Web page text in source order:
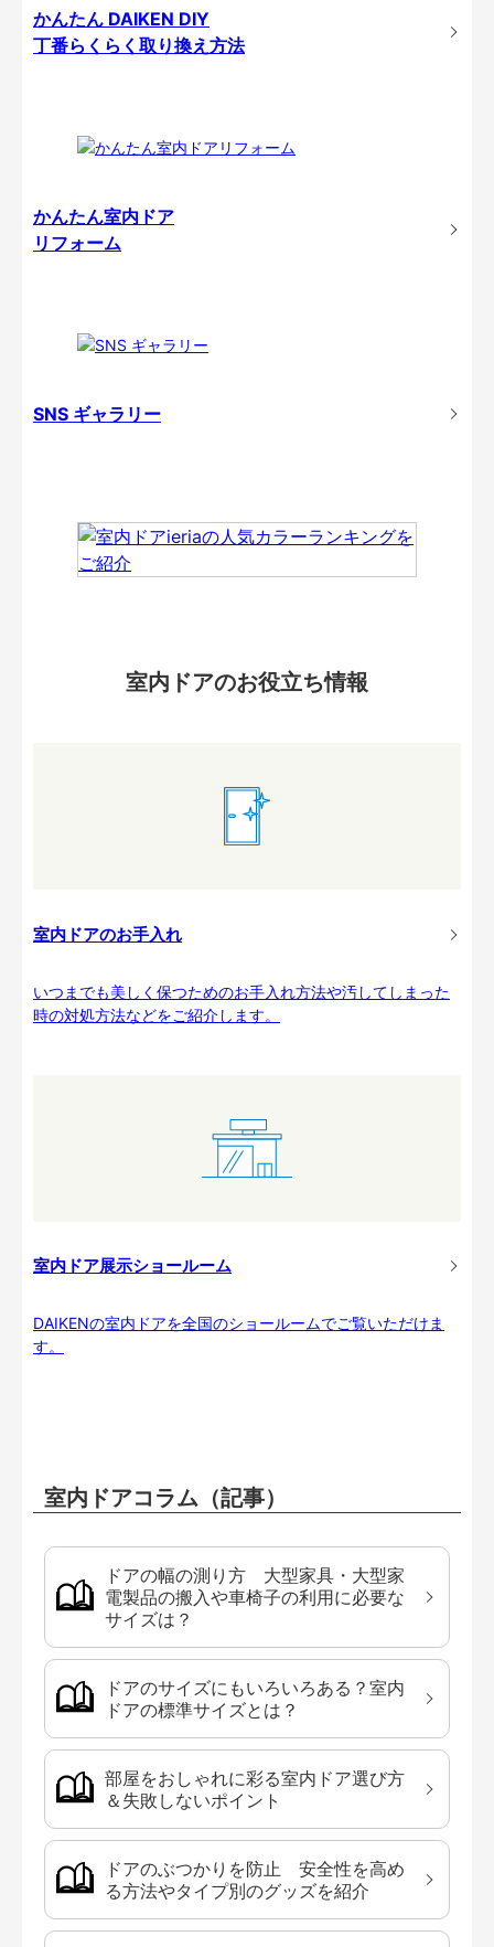
かんたん DAIKEN DIY
丁番らくらく取り換え方法
かんたん室内ドア
リフォーム
SNS ギャラリー
室内ドアのお役立ち情報
室内ドアのお手入れ
いつまでも美しく保つためのお手入れ方法や汚してしまった
時の対処方法などをご紹介します。
室内ドア展示ショールーム
DAIKENの室内ドアを全国のショールームでご覧いただけま
す。
室内ドアコラム（記事）
ドアの幅の測り方 大型家具・大型家
電製品の搬入や車椅子の利用に必要な
サイズは？
ドアのサイズにもいろいろある？室内
ドアの標準サイズとは？
部屋をおしゃれに彩る室内ドア選び方
＆失敗しないポイント
ドアのぶつかりを防止 安全性を高め
る方法やタイプ別のグッズを紹介